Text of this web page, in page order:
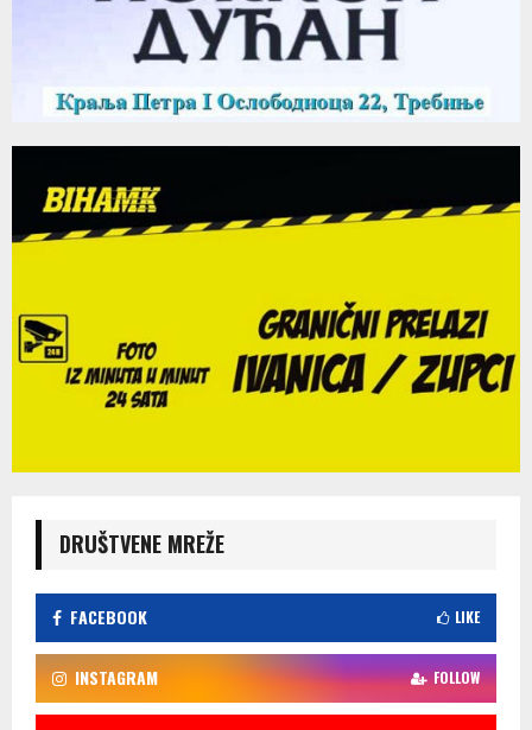
DRUŠTVENE MREŽE
FACEBOOK LIKE
INSTAGRAM FOLLOW